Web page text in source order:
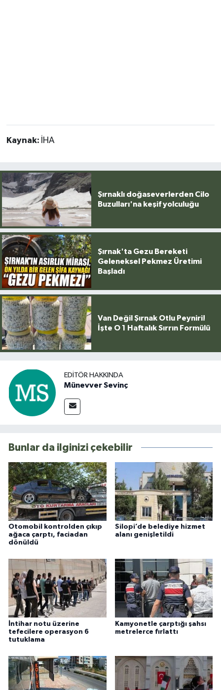
Kaynak: İHA
Şırnaklı doğaseverlerden Cilo
Buzulları'na keşif yolculuğu
Şırnak'ta Gezu Bereketi
Geleneksel Pekmez Üretimi
Başladı
Van Değil Şırnak Otlu Peyniri!
İşte O 1 Haftalık Sırrın Formülü
EDITÖR HAKKINDA
Münevver Sevinç
Bunlar da ilginizi çekebilir
Otomobil kontrolden çıkıp
ağaca çarptı, faciadan
dönüldü
Silopi’de belediye hizmet
alanı genişletildi
İntihar notu üzerine
tefecilere operasyon 6
tutuklama
Kamyonetle çarptığı şahsı
metrelerce fırlattı